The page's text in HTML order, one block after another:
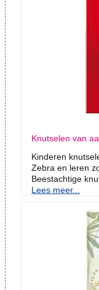
Knutselen van
Kinderen
Zebra en leren
Beestachtige
Lees meer...